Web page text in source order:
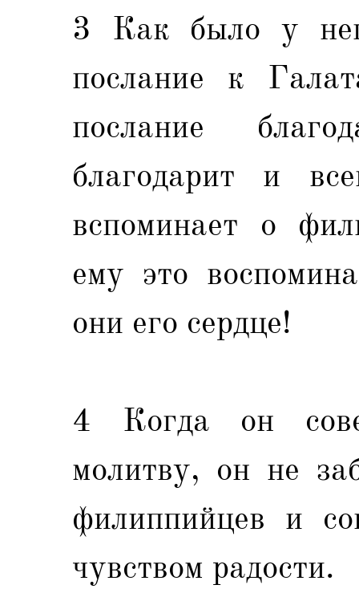
3 Как было у
послание к
послание
благодарит и
вспоминает о
ему это
они его сердце!
4 Когда он
молитву, он не
филиппийцев и
чувством радости.